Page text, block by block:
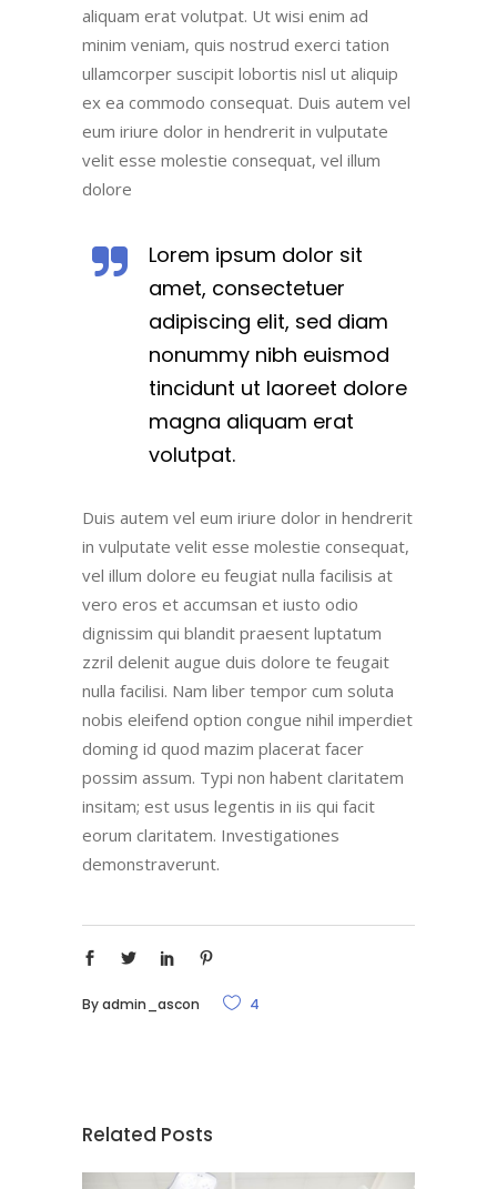
aliquam erat volutpat. Ut wisi enim ad
minim veniam, quis nostrud exerci tation
ullamcorper suscipit lobortis nisl ut aliquip
ex ea commodo consequat. Duis autem vel
eum iriure dolor in hendrerit in vulputate
velit esse molestie consequat, vel illum
dolore
Lorem ipsum dolor sit
amet, consectetuer
adipiscing elit, sed diam
nonummy nibh euismod
tincidunt ut laoreet dolore
magna aliquam erat
volutpat.
Duis autem vel eum iriure dolor in hendrerit
in vulputate velit esse molestie consequat,
vel illum dolore eu feugiat nulla facilisis at
vero eros et accumsan et iusto odio
dignissim qui blandit praesent luptatum
zzril delenit augue duis dolore te feugait
nulla facilisi. Nam liber tempor cum soluta
nobis eleifend option congue nihil imperdiet
doming id quod mazim placerat facer
possim assum. Typi non habent claritatem
insitam; est usus legentis in iis qui facit
eorum claritatem. Investigationes
demonstraverunt.
Byadmin_ascon 4
Related Posts